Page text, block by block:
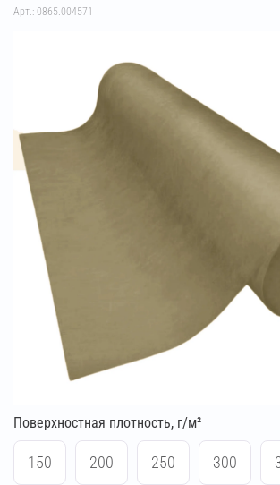
Арт.: 0865.004571
Поверхностная плотность, г/м²
150 200 250 300